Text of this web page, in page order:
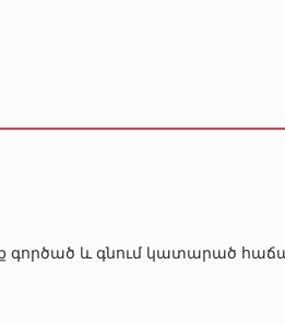
գործած և գնում կատարած